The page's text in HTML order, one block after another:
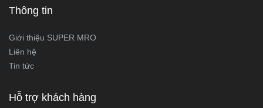
Thông tin
Giới thiệu SUPER MRO
Liên hệ
Tin tức
Hỗ trợ khách hàng